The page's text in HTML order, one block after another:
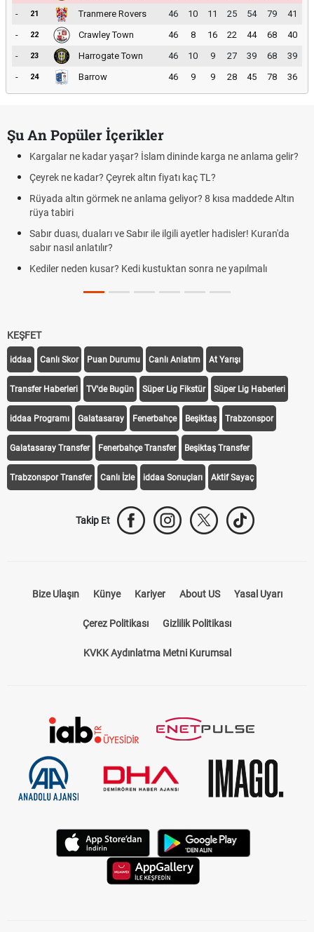
-
21 Tranmere Rovers 46 10 11 25 54 79
41
-
22 Crawley Town 46 8 16 22 44 68
40
-
23 Harrogate Town 46 10 9 27 39 68
39
-
24 Barrow 46 9 9 28 45 78 36
Şu An Popüler İçerikler
Kargalar ne kadar yaşar? İslam dininde karga ne anlama gelir?
Çeyrek ne kadar? Çeyrek altın fiyatı kaç TL?
Rüyada altın görmek ne anlama geliyor? 8 kısa maddede Altın
rüya tabiri
Sabır duası, duaları ve Sabır ile ilgili ayetler hadisler! Kuran'da
sabır nasıl anlatılır?
Kediler neden kusar? Kedi kustuktan sonra ne yapılmalı
KEŞFET
iddaa Canlı Skor Puan Durumu Canlı Anlatım At Yarışı
Transfer Haberleri TV'de Bugün Süper Lig Fikstür Süper Lig Haberleri
iddaa Programı Galatasaray Fenerbahçe Beşiktaş Trabzonspor
Galatasaray Transfer Fenerbahçe Transfer Beşiktaş Transfer
Trabzonspor Transfer Canlı İzle iddaa Sonuçları Aktif Sayaç
Takip Et
Bize Ulaşın Künye Kariyer About US Yasal Uyarı
Çerez Politikası Gizlilik Politikası
KVKK Aydınlatma Metni Kurumsal